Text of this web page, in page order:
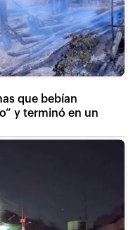
que bebían
y terminó en un